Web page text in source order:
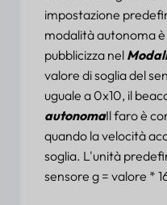
impostazione
modalità autonoma
pubblicizza nel
valore di soglia del
uguale a 0x10, il
autonomaIl faro è
quando la velocità
soglia. L'unità
sensore g = valore *